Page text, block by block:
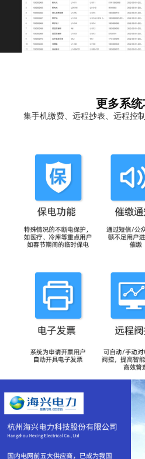
更多系
集手机缴费、远程抄表、远程控